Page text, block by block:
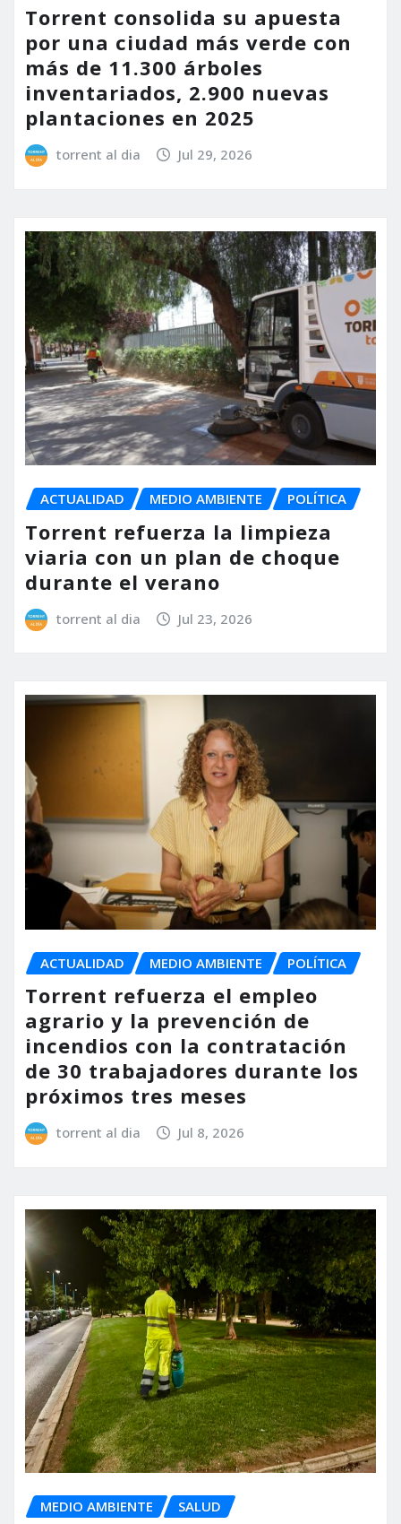
Torrent consolida su apuesta
por una ciudad más verde con
más de 11.300 árboles
inventariados, 2.900 nuevas
plantaciones en 2025
torrent al dia Jul 29, 2026
ACTUALIDAD MEDIO AMBIENTE POLÍTICA
Torrent refuerza la limpieza
viaria con un plan de choque
durante el verano
torrent al dia Jul 23, 2026
ACTUALIDAD MEDIO AMBIENTE POLÍTICA
Torrent refuerza el empleo
agrario y la prevención de
incendios con la contratación
de 30 trabajadores durante los
próximos tres meses
torrent al dia Jul 8, 2026
MEDIO AMBIENTE SALUD